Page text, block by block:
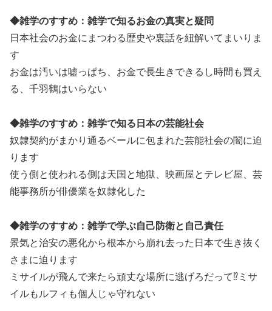
◆雑学のすすめ：雑学で知るお金の真実と疑問
日本社会のお金にまつわる歴史や裏話を紐解いてまいりま
す
お金は汚いは嘘っぱち、お金で長生きできるし時間も買え
る、千羽鶴はいらない
◆雑学のすすめ：雑学で知る日本の芸能社会
奴隷契約がまかり通るベールに包まれた芸能社会の闇に迫
ります
使う側と使われる側は天国と地獄、映画屋とテレビ屋、芸
能事務所が俳優業を奴隷化した
◆雑学のすすめ：雑学で学ぶ自己防衛と自己責任
景気と治安の悪化から根本から崩れ去った日本で生き抜く
さまに迫ります
ミサイルが飛んで来たら頑丈な場所に逃げろだって⁉ミサ
イルもルフィも個人じゃ守れない